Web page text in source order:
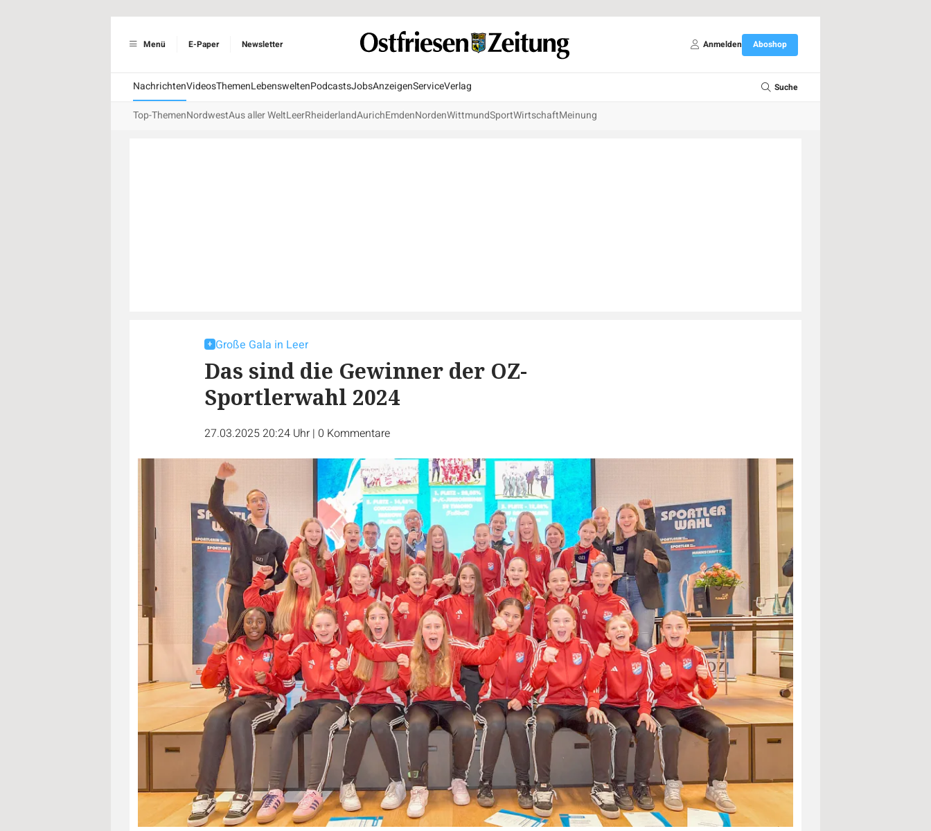
Menü E-Paper Newsletter Anmelden Aboshop
NachrichtenVideosThemenLebensweltenPodcastsJobsAnzeigenServiceVerlag Suche
Top-ThemenNordwestAus aller WeltLeerRheiderlandAurichEmdenNordenWittmundSportWirtschaftMeinung
Große Gala in Leer
Das sind die Gewinner der OZ-
Sportlerwahl 2024
27.03.2025 20:24 Uhr | 0 Kommentare